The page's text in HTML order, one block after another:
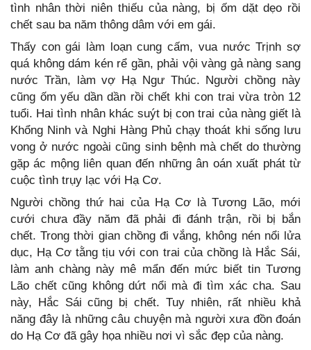
tình nhân thời niên thiếu của nàng, bị ốm dặt dẹo rồi
chết sau ba năm thông dâm với em gái.
Thấy con gái làm loạn cung cấm, vua nước Trịnh sợ
quá không dám kén rể gần, phải vội vàng gả nàng sang
nước Trần, làm vợ Hạ Ngư Thúc. Người chồng này
cũng ốm yếu dần dần rồi chết khi con trai vừa tròn 12
tuổi. Hai tình nhân khác suýt bị con trai của nàng giết là
Khổng Ninh và Nghi Hàng Phủ chạy thoát khi sống lưu
vong ở nước ngoài cũng sinh bệnh mà chết do thường
gặp ác mộng liên quan đến những ân oán xuất phát từ
cuộc tình trụy lạc với Hạ Cơ.
Người chồng thứ hai của Hạ Cơ là Tương Lão, mới
cưới chưa đầy năm đã phải đi đánh trận, rồi bị bắn
chết. Trong thời gian chồng đi vắng, không nén nổi lửa
dục, Hạ Cơ tằng tịu với con trai của chồng là Hắc Sái,
làm anh chàng này mê mẩn đến mức biết tin Tương
Lão chết cũng không dứt nổi mà đi tìm xác cha. Sau
này, Hắc Sái cũng bị chết. Tuy nhiên, rất nhiều khả
năng đây là những câu chuyện mà người xưa đồn đoán
do Hạ Cơ đã gây họa nhiều nơi vì sắc đẹp của nàng.